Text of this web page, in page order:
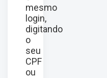
mesmo
login,
digitando
o
seu
CPF
ou